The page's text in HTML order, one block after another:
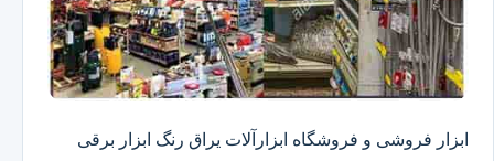
ابزار فروشی و فروشگاه ابزارآلات یراق رنگ ابزار برقی